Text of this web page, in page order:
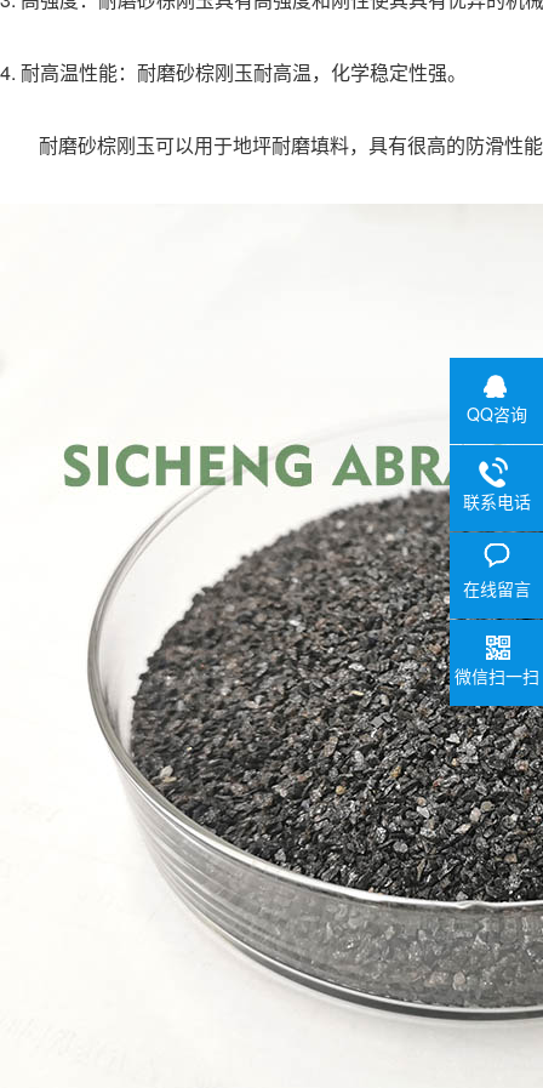
4. 耐高温性能：耐磨砂棕刚玉耐高温，化学稳定性强。
耐磨砂棕刚玉可以用于地坪耐磨填料，具有很高的防滑性
QQ咨询
联系电话
在线留言
微信扫一扫